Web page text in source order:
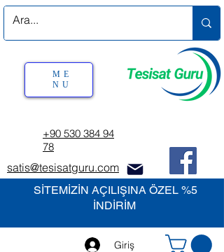
SİTEMİZİN AÇILIŞINA ÖZEL %5
İNDİRİM
+90 530 384 94
78
satis@tesisatguru.com
Giriş
ME
NU